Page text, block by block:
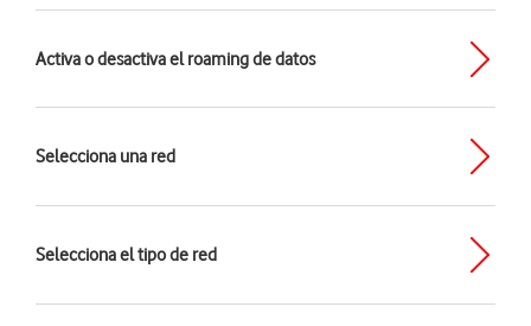
Activa o desactiva el roaming de datos
Selecciona una red
Selecciona el tipo de red